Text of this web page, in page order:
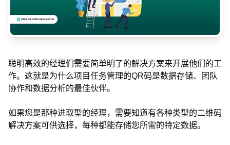
聪明高效的经理们需要简单明了的解决方案来开展他们的工
作。这就是为什么项目任务管理的QR码是数据存储、团队
协作和数据分析的最佳伙伴。
如果您是那种进取型的经理，需要知道有各种类型的二维码
解决方案可供选择，每种都能存储您所需的特定数据。